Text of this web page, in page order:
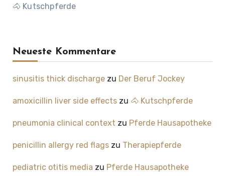
🐴 Kutschpferde
Neueste Kommentare
sinusitis thick dischargezu Der Beruf Jockey
amoxicillin liver side effectszu 🐴 Kutschpferde
pneumonia clinical context zu Pferde Hausapotheke
penicillin allergy red flagszu Therapiepferde
pediatric otitis media zu Pferde Hausapotheke